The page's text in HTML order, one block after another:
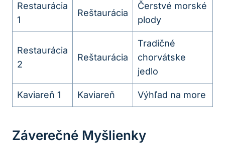
Restaurácia
1
Reštaurácia
Čerstvé morské
plody
Restaurácia
2
Reštaurácia
Tradičné
chorvátske
jedlo
Kaviareň 1 Kaviareň Výhľad na more
Záverečné Myšlienky